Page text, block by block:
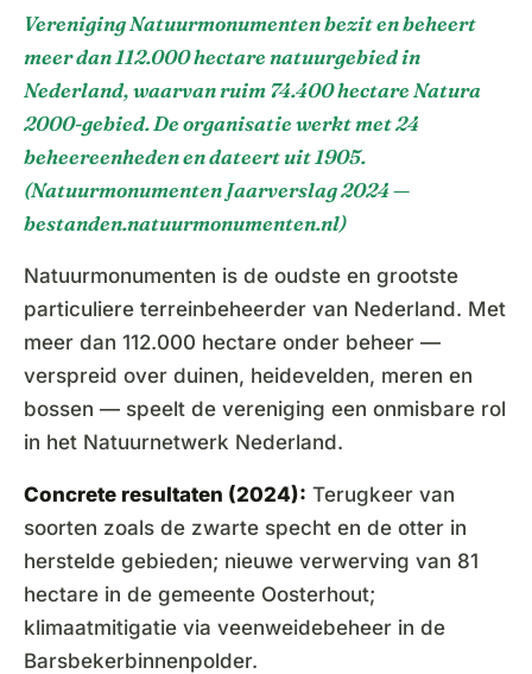
Vereniging Natuurmonumenten bezit en beheert
meer dan 112.000 hectare natuurgebied in
Nederland, waarvan ruim 74.400 hectare Natura
2000-gebied. De organisatie werkt met 24
beheereenheden en dateert uit 1905.
(Natuurmonumenten Jaarverslag 2024 —
bestanden.natuurmonumenten.nl)
Natuurmonumenten is de oudste en grootste
particuliere terreinbeheerder van Nederland. Met
meer dan 112.000 hectare onder beheer —
verspreid over duinen, heidevelden, meren en
bossen — speelt de vereniging een onmisbare rol
in het Natuurnetwerk Nederland.
Concrete resultaten (2024): Terugkeer van
soorten zoals de zwarte specht en de otter in
herstelde gebieden; nieuwe verwerving van 81
hectare in de gemeente Oosterhout;
klimaatmitigatie via veenweidebeheer in de
Barsbekerbinnenpolder.